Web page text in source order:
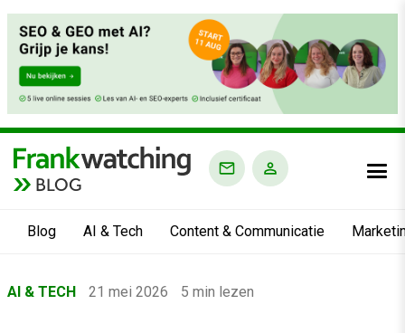
BLOG
Blog AI & Tech Content & Communicatie
›
AI & TECH 21 mei 2026 5 min lezen